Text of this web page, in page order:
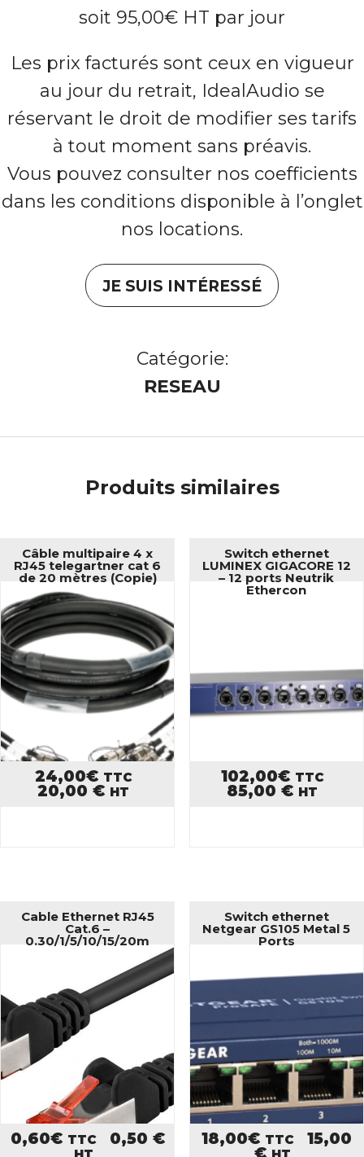
soit 95,00€ HT par jour
Les prix facturés sont ceux en vigueur
au jour du retrait, IdealAudio se
réservant le droit de modifier ses tarifs
à tout moment sans préavis.
Vous pouvez consulter nos coefficients
dans les conditions disponible à l’onglet
nos locations.
JE SUIS INTÉRESSÉ
Catégorie:
RESEAU
Produits similaires
Câble multipaire 4 x
RJ45 telegartner cat 6
de 20 mètres (Copie)
24,00€ TTC
20,00€ HT
Switch ethernet
LUMINEX GIGACORE 12
– 12 ports Neutrik
Ethercon
102,00€ TTC
85,00€ HT
Cable Ethernet RJ45
Cat.6 –
0.30/1/5/10/15/20m
0,60€ TTC 0,50 €
Switch ethernet
Netgear GS105 Metal 5
Ports
18,00€ TTC 15,00